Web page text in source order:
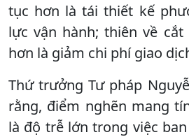
tục hơn là tái thiết kế
lực vận hành; thiên về
hơn là giảm chi phí giao
Thứ trưởng Tư pháp
rằng, điểm nghẽn mang
là độ trễ lớn trong việc